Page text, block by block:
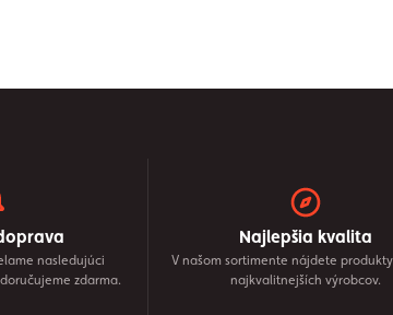
nasledujúci
zdarma.
Najlepšia kvalita
V našom sortimente nájdete
najkvalitnejších výrobcov.